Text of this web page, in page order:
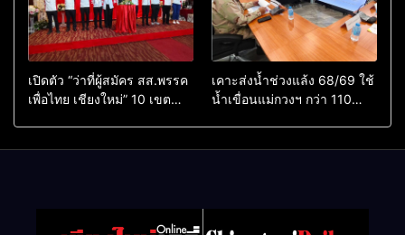
เปิดตัว “ว่าที่ผู้สมัคร สส.พรรค
เพื่อไทย เชียงใหม่” 10 เขต
เคาะส่งน้ำช่วงแล้ง 68/69 ใช้
น้ำเขื่อนแม่กวงฯ กว่า 110